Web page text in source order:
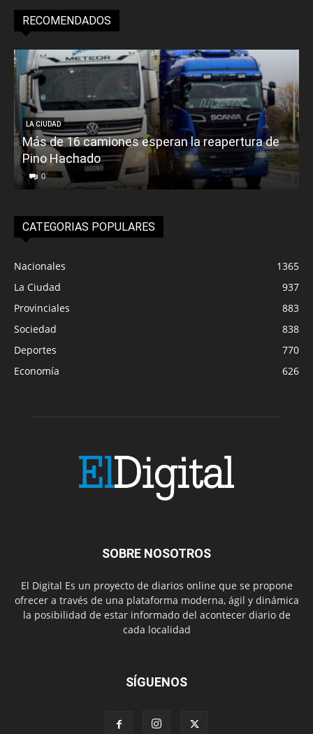
RECOMENDADOS
LA CIUDAD
Más de 16 camiones esperan la reapertura de
Pino Hachado
0
CATEGORIAS POPULARES
Nacionales
1365
La Ciudad
937
Provinciales
883
Sociedad
838
Deportes
770
Economía
626
SOBRE NOSOTROS
El Digital Es un proyecto de diarios online que se propone
ofrecer a través de una plataforma moderna, ágil y dinámica
la posibilidad de estar informado del acontecer diario de
cada localidad
SÍGUENOS